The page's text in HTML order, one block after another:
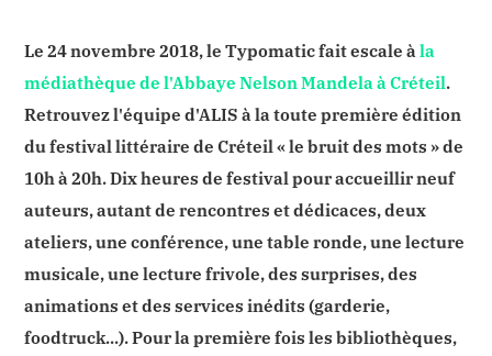
Le 24 novembre 2018, le Typomatic fait escale àla
médiathèque de l'Abbaye Nelson Mandela à Créteil.
Retrouvez l'équipe d'ALIS à la toute première édition
du festival littéraire de Créteil « le bruit des mots » de
10h à 20h. Dix heures de festival pour accueillir neuf
auteurs, autant de rencontres et dédicaces, deux
ateliers, une conférence, une table ronde, une lecture
musicale, une lecture frivole, des surprises, des
animations et des services inédits (garderie,
foodtruck...). Pour la première fois les bibliothèques,